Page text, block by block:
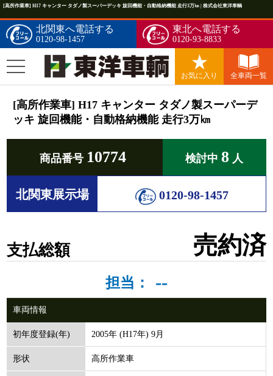
[高所作業車] H17 キャンター タダノ製スーパーデッキ 旋回機能・自動格納機能 走行3万㎞ | 株式会社東洋車輌
北関東へ電話する
0120-98-1457
東北へ電話する
0120-93-8833
お気に入り 全車両一覧
[高所作業車] H17 キャンター タダノ製スーパーデ
ッキ 旋回機能・自動格納機能 走行3万㎞
商品番号 10774 検討中 8 人
北関東展示場 0120-98-1457
支払総額 売約済
担当： --
車両情報
初年度登録(年) 2005年 (H17年) 9月
形状 高所作業車